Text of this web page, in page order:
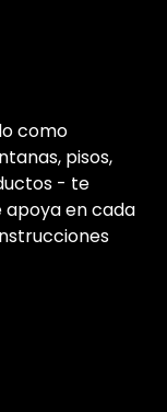
como
pisos,
- te
apoya en cada